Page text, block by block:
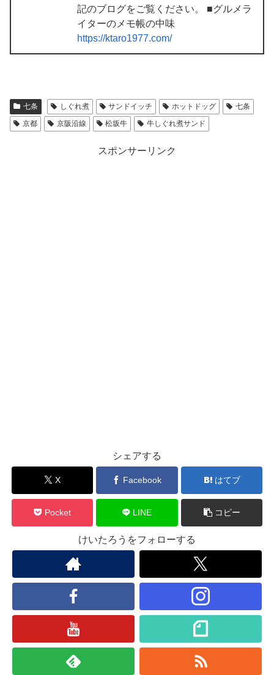
記のブログをご覧ください。 ■グルメラ
イターのメモ帳の中味
https://ktaro1977.com/
七条 しぐれ煮 サンドイッチ ホットドッグ
七条
京都
京阪沿線 松坂牛 牛しぐれ煮サンド
スポンサーリンク
シェアする
X Facebook はてブ
Pocket LINE コピー
けいたろうをフォローする